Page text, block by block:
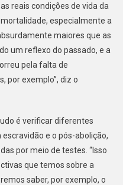
reais condições de vida da
especialmente a
maiores que as
um reflexo do passado, e a
pela falta de
por exemplo”, diz o
é verificar diferentes
e o pós-abolição,
por meio de testes. “Isso
que temos sobre a
saber, por exemplo, o